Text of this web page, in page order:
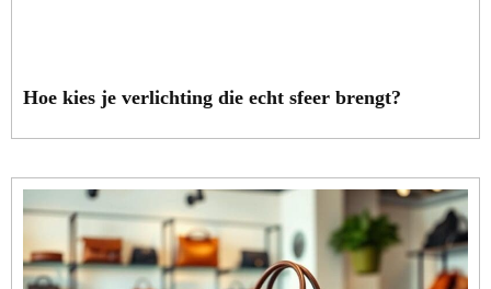
Hoe kies je verlichting die echt sfeer brengt?